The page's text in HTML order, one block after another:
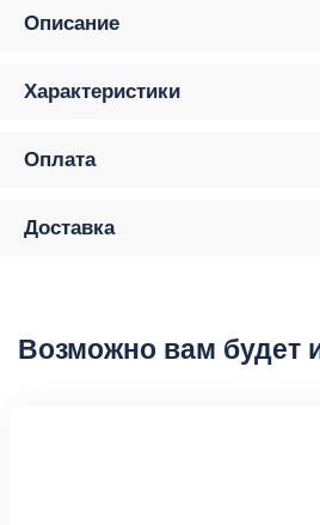
Описание
Характеристики
Оплата
Доставка
Возможно вам будет